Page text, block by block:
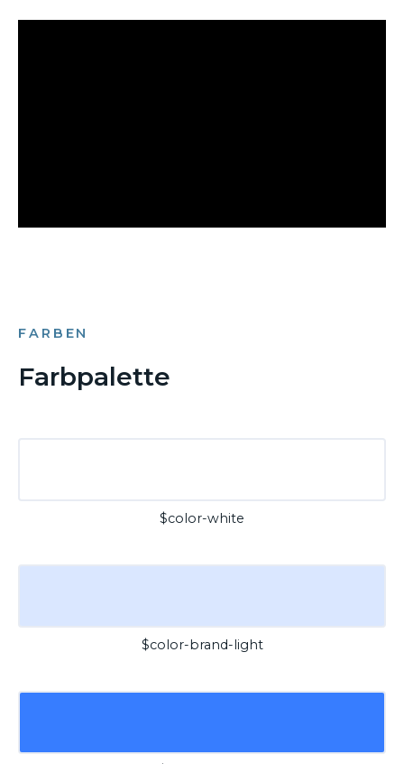
FARBEN
Farbpalette
$color-white
$color-brand-light